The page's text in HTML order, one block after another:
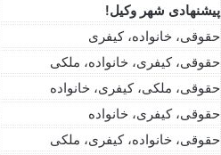
پیشنهادی شهر وکیل!
حقوقی، خانواده، کیفری
حقوقی، کیفری، خانواده، ملکی
حقوقی، ملکی، کیفری، خانواده
حقوقی، کیفری، خانواده
حقوقی، خانواده، کیفری، ملکی